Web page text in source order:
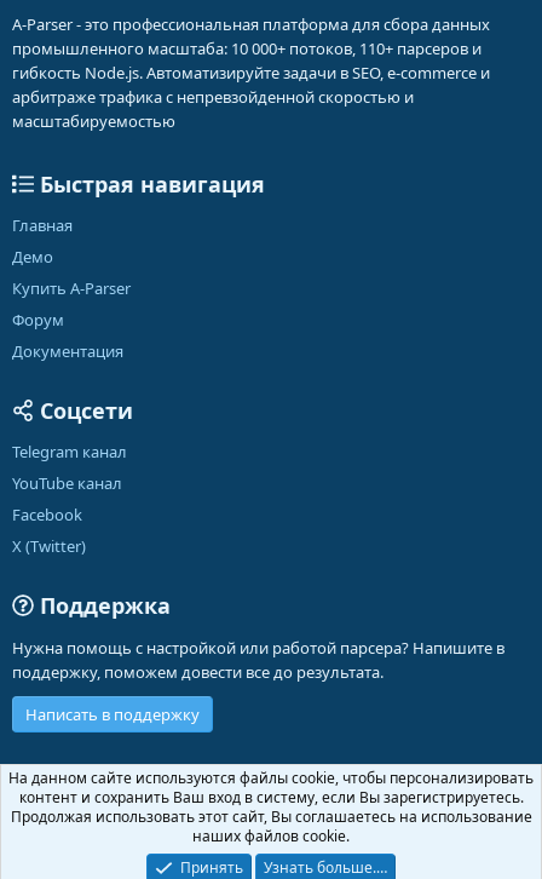
A-Parser - это профессиональная платформа для сбора данных
промышленного масштаба: 10 000+ потоков, 110+ парсеров и
гибкость Node.js. Автоматизируйте задачи в SEO, e-commerce и
арбитраже трафика с непревзойденной скоростью и
масштабируемостью
Быстрая навигация
Главная
Демо
Купить A-Parser
Форум
Документация
Соцсети
Telegram канал
YouTube канал
Facebook
X (Twitter)
Поддержка
Нужна помощь с настройкой или работой парсера? Напишите в
поддержку, поможем довести все до результата.
Написать в поддержку
Russian (RU)
Обратная связь
Условия и правила
Политика конфиденциальности
Помощь
Community platform by XenForo ® © 2010-2026 XenForo Ltd.
На данном сайте используются файлы cookie, чтобы персонализировать
контент и сохранить Ваш вход в систему, если Вы зарегистрируетесь.
Продолжая использовать этот сайт, Вы соглашаетесь на использование
наших файлов cookie.
Принять
Узнать больше.…